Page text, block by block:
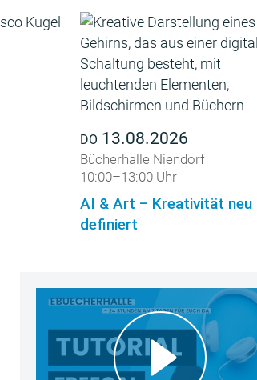
DO 13.08.2026
Bücherhalle Niendorf
10:00–13:00 Uhr
AI & Art – Kreativität neu
definiert